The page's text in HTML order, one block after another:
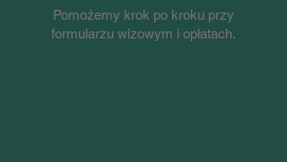
Pomożemy krok po kroku przy
formularzu wizowym i opłatach.